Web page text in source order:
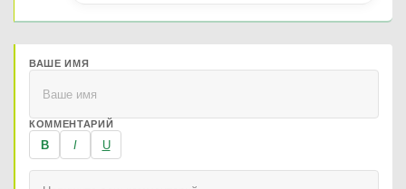
ВАШЕ ИМЯ
КОММЕНТАРИЙ
B I U